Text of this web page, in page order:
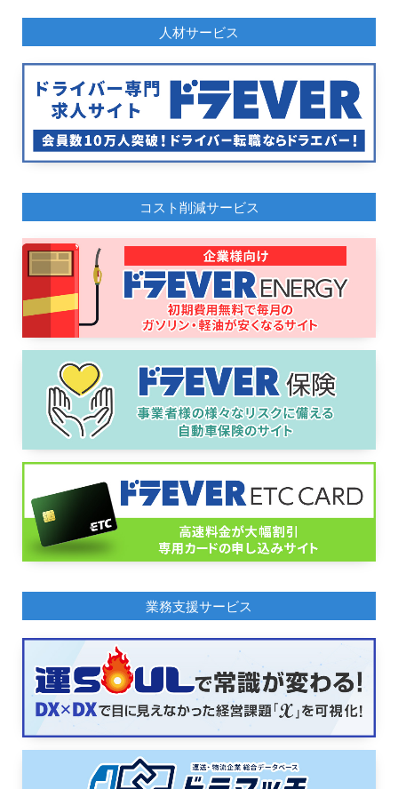
人材サービス
コスト削減サービス
業務支援サービス